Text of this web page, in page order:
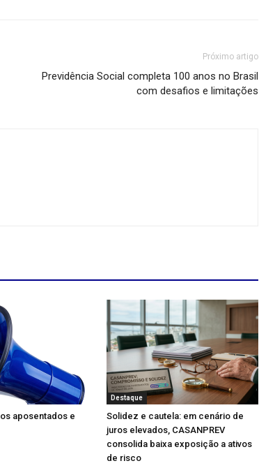
Próximo artigo
Previdência Social completa 100 anos no Brasil
com desafios e limitações
aposentados e
Destaque
Solidez e cautela: em cenário de
juros elevados, CASANPREV
consolida baixa exposição a ativos
de risco